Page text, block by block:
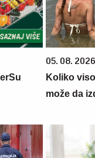
05. 08.
Koliko
može da